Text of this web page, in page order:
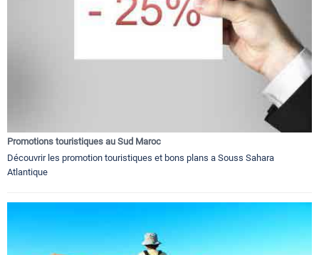
Promotions touristiques au Sud Maroc
Découvrir les promotion touristiques et bons plans a Souss Sahara
Atlantique